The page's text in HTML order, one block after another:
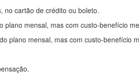
no cartão de crédito ou boleto.
mensal, mas com custo-benefício
plano mensal, mas com custo-benefício